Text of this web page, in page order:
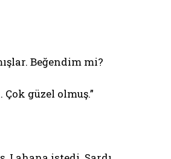
Beğendim mi?
güzel olmuş.”